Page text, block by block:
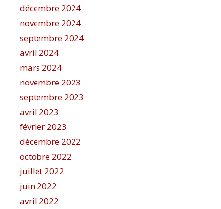
décembre 2024
novembre 2024
septembre 2024
avril 2024
mars 2024
novembre 2023
septembre 2023
avril 2023
février 2023
décembre 2022
octobre 2022
juillet 2022
juin 2022
avril 2022